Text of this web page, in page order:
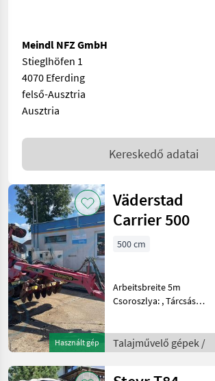
Meindl NFZ GmbH
Stieglhöfen 1
4070 Eferding
felső-Ausztria
Ausztria
Kereskedő adatai
Használt gép
Väderstad
Carrier 500
500 cm
Arbeitsbreite 5m
Csoroszlya: , Tárcsás
borona Talajművelő
Borona
Talajművelő gépek /